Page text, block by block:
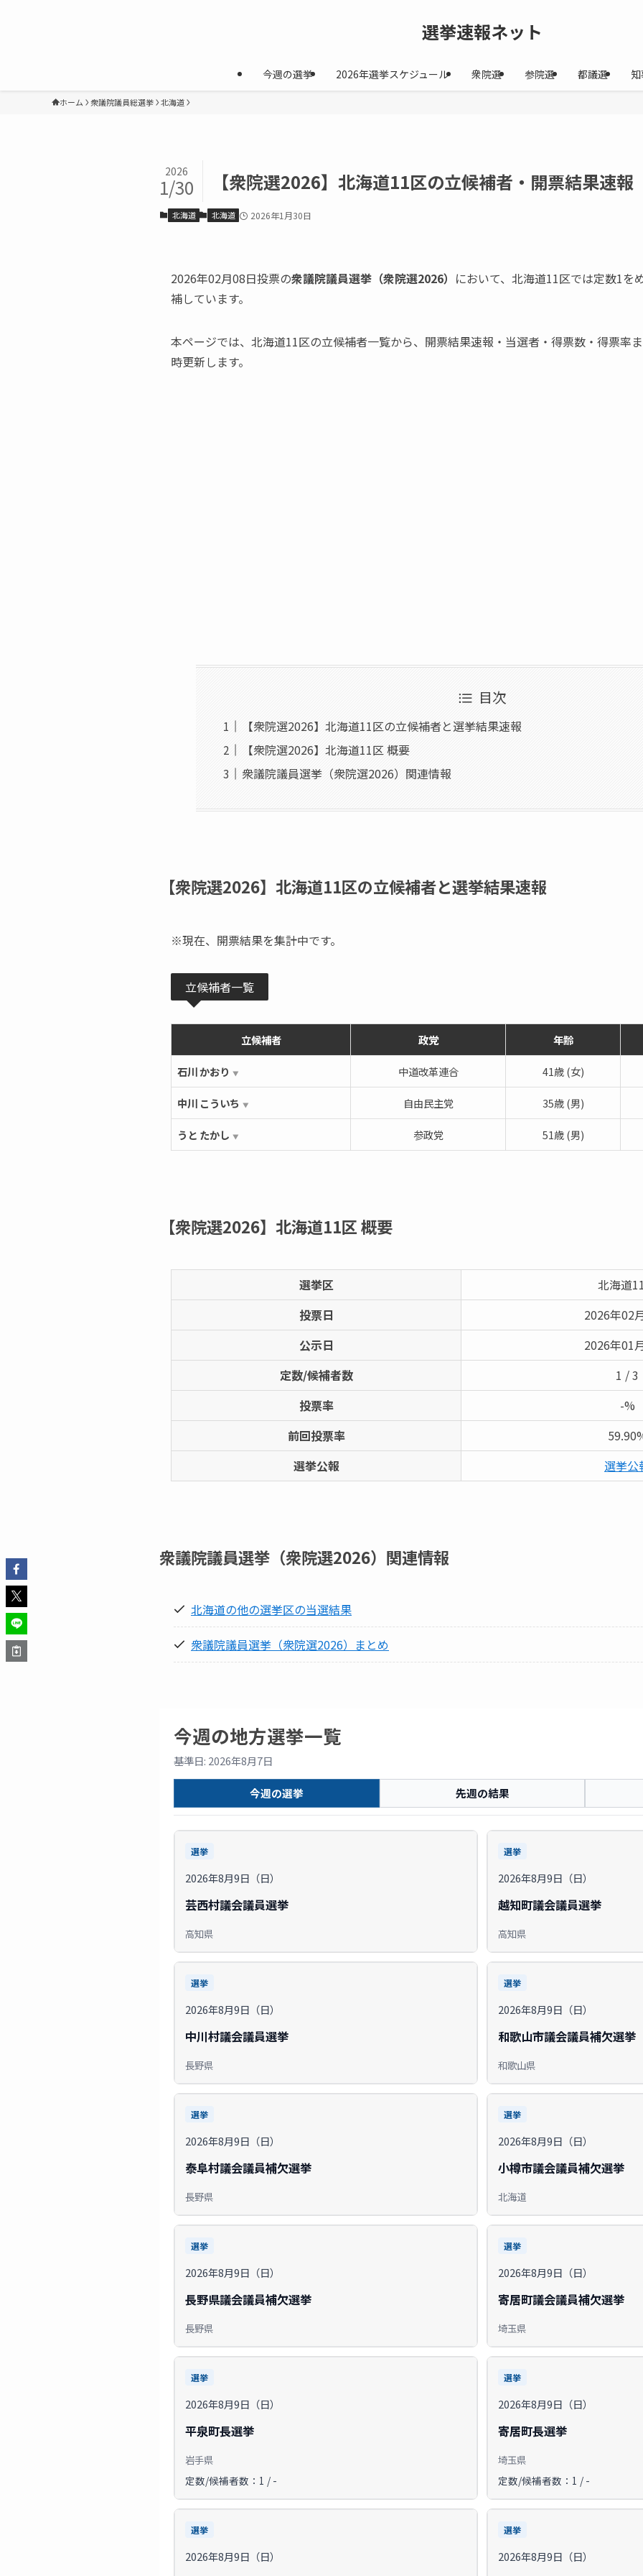
選挙速報ネット
今週の選挙 2026年選挙スケジュール 衆院選 参院選 都議選
ホーム 衆議院議員総選挙 北海道
【衆院選2026】北海道11区の立候補者・開票結果速報
2026
1/30
北海道 北海道 2026年1月30日
2026年02月08日投票の衆議院議員選挙（衆院選2026） において、北海道11区では定数1を
補しています。
本ページでは、北海道11区の立候補者一覧から、開票結果速報・当選者・得票数・得票率
時更新します。
目次
【衆院選2026】北海道11区の立候補者と選挙結果速報
【衆院選2026】北海道11区 概要
衆議院議員選挙（衆院選2026）関連情報
【衆院選2026】北海道11区の立候補者と選挙結果速報
※現在、開票結果を集計中です。
立候補者一覧
立候補者 政党 年齢
石川 かおり ▼ 中道改革連合 41歳 (女)
中川 こういち ▼ 自由民主党 35歳 (男)
うと たかし ▼ 参政党 51歳 (男)
【衆院選2026】北海道11区概要
選挙区
北海道
投票日
2026年02
公示日
2026年01
定数/候補者数
1 / 3
投票率
-%
前回投票率
選挙公報
選挙公
衆議院議員選挙（衆院選2026） 関連情報
北海道の他の選挙区の当選結果
衆議院議員選挙（衆院選2026）まとめ
今週の地方選挙一覧
基準日: 2026年8月7日
今週の選挙 先週の結果
選挙
2026年8月9日（日）
芸西村議会議員選挙
高知県
選挙
2026年8月9日（日）
越知町議会議員選挙
高知県
選挙
2026年8月9日（日）
中川村議会議員選挙
長野県
選挙
2026年8月9日（日）
和歌山市議会議員補欠選挙
和歌山県
選挙
2026年8月9日（日）
泰阜村議会議員補欠選挙
長野県
選挙
2026年8月9日（日）
小樽市議会議員補欠選挙
北海道
選挙
2026年8月9日（日）
長野県議会議員補欠選挙
長野県
選挙
2026年8月9日（日）
寄居町議会議員補欠選挙
埼玉県
選挙
2026年8月9日（日）
平泉町長選挙
岩手県
定数/候補者数：1 / -
選挙
2026年8月9日（日）
寄居町長選挙
埼玉県
定数/候補者数：1 / -
選挙
2026年8月9日（日）
選挙
2026年8月9日（日）